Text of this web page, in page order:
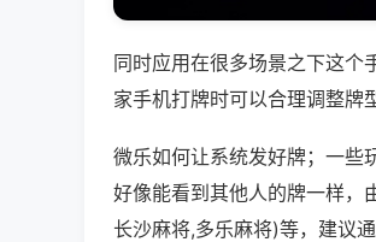
同时应用在很多场景之下这个
家手机打牌时可以合理调整牌
微乐如何让系统发好牌；一些
好像能看到其他人的牌一样，
长沙麻将,多乐麻将)等，建议